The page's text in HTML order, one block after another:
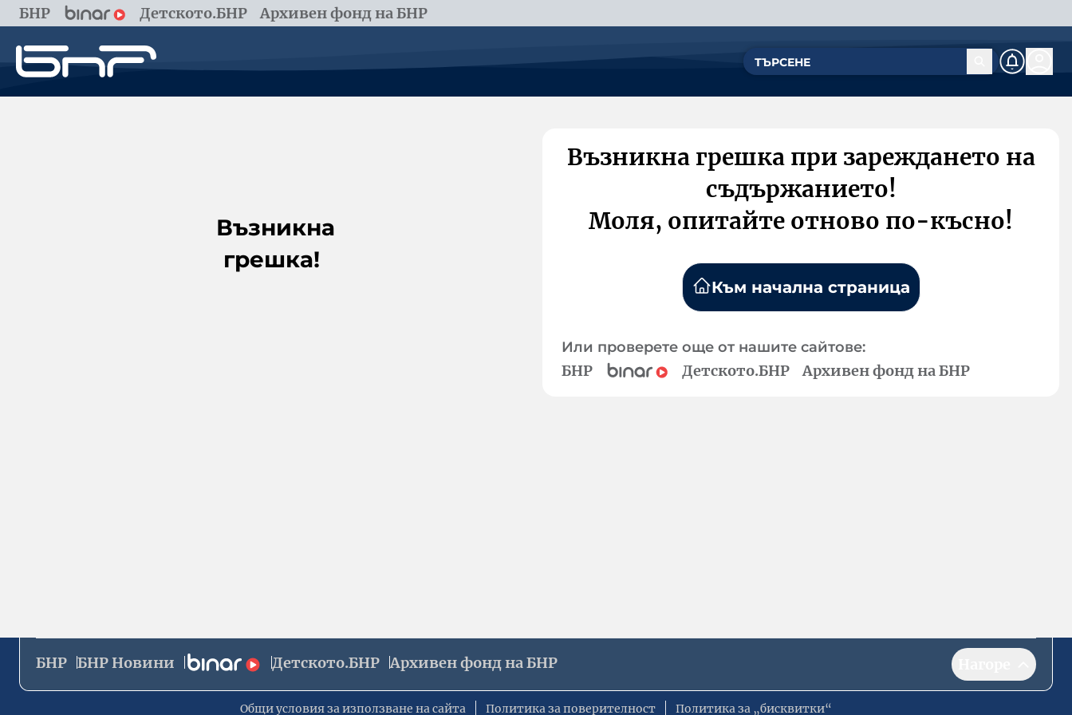
БНР Детското.БНР Архивен фонд на БНР
Възникна
грешка!
Възникна грешка при зареждането на
съдържанието!
Моля, опитайте отново по-късно!
Към начална страница
Или проверете още от нашите сайтове:
БНР Детското.БНР Архивен фонд на БНР
БНР БНР Новини Детското.БНР Архивен фонд на БНР
Общи условия за използване на сайта Политика за поверителност Политика за „бисквитки“